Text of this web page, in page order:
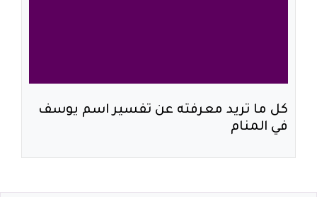
كل ما تريد معرفته عن تفسير اسم يوسف
في المنام